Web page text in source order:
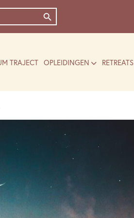
Zoekknop
TRAJECT OPLEIDINGEN RETREATS